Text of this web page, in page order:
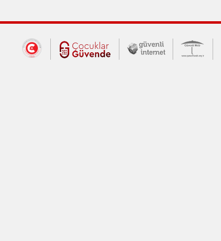
Dış Bağlantılar
Cumhurbaşkanlığı İletişim Merkezi
Çocuklar Güvende (yeni
Güvenli